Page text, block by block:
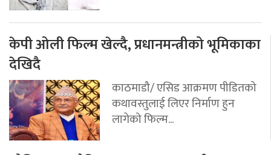
केपी ओली फिल्म खेल्दै, प्रधानमन्त्रीको भूमिकाका
देखिदै
काठमाडौ/ एसिड आक्रमण पीडितको
कथावस्तुलाई लिएर निर्माण हुन
लागेको फिल्म...